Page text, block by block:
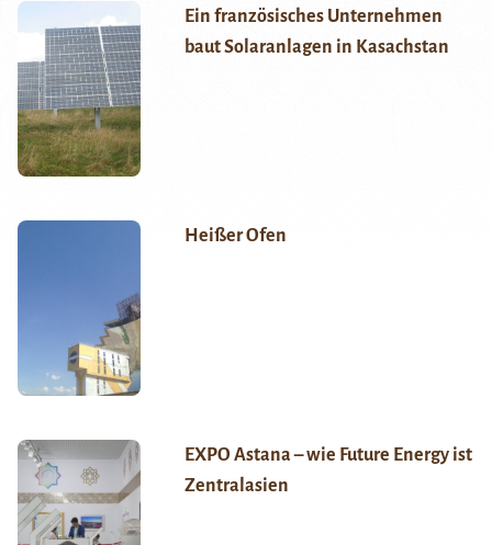
Ein französisches Unternehmen
baut Solaranlagen in Kasachstan
Heißer Ofen
EXPO Astana – wie Future Energy ist
Zentralasien